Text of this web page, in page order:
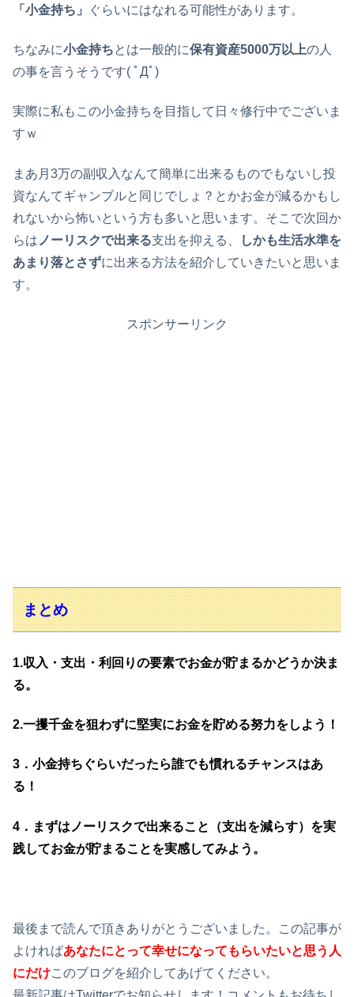
「小金持ち」 ぐらいにはなれる可能性があります。
ちなみに小金持ちとは一般的に保有資産5000万以上の人
の事を言うそうです( ﾟДﾟ)
実際に私もこの小金持ちを目指して日々修行中でございま
すｗ
まあ月3万の副収入なんて簡単に出来るものでもないし投
資なんてギャンブルと同じでしょ？とかお金が減るかもし
れないから怖いという方も多いと思います。そこで次回か
らは ノーリスクで出来る支出を抑える、
しかも生活水準を
あまり落とさずに出来る方法を紹介していきたいと思いま
す。
スポンサーリンク
まとめ
1.収入・支出・利回りの要素でお金が貯まるかどうか決ま
る。
2.一攫千金を狙わずに堅実にお金を貯める努力をしよう！
3．小金持ちぐらいだったら誰でも慣れるチャンスはあ
る！
4．まずはノーリスクで出来ること（支出を減らす）を実
践してお金が貯まることを実感してみよう。
最後まで読んで頂きありがとうございました。この記事が
よければあなたにとって幸せになってもらいたいと思う人
にだけこのブログを紹介してあげてください。